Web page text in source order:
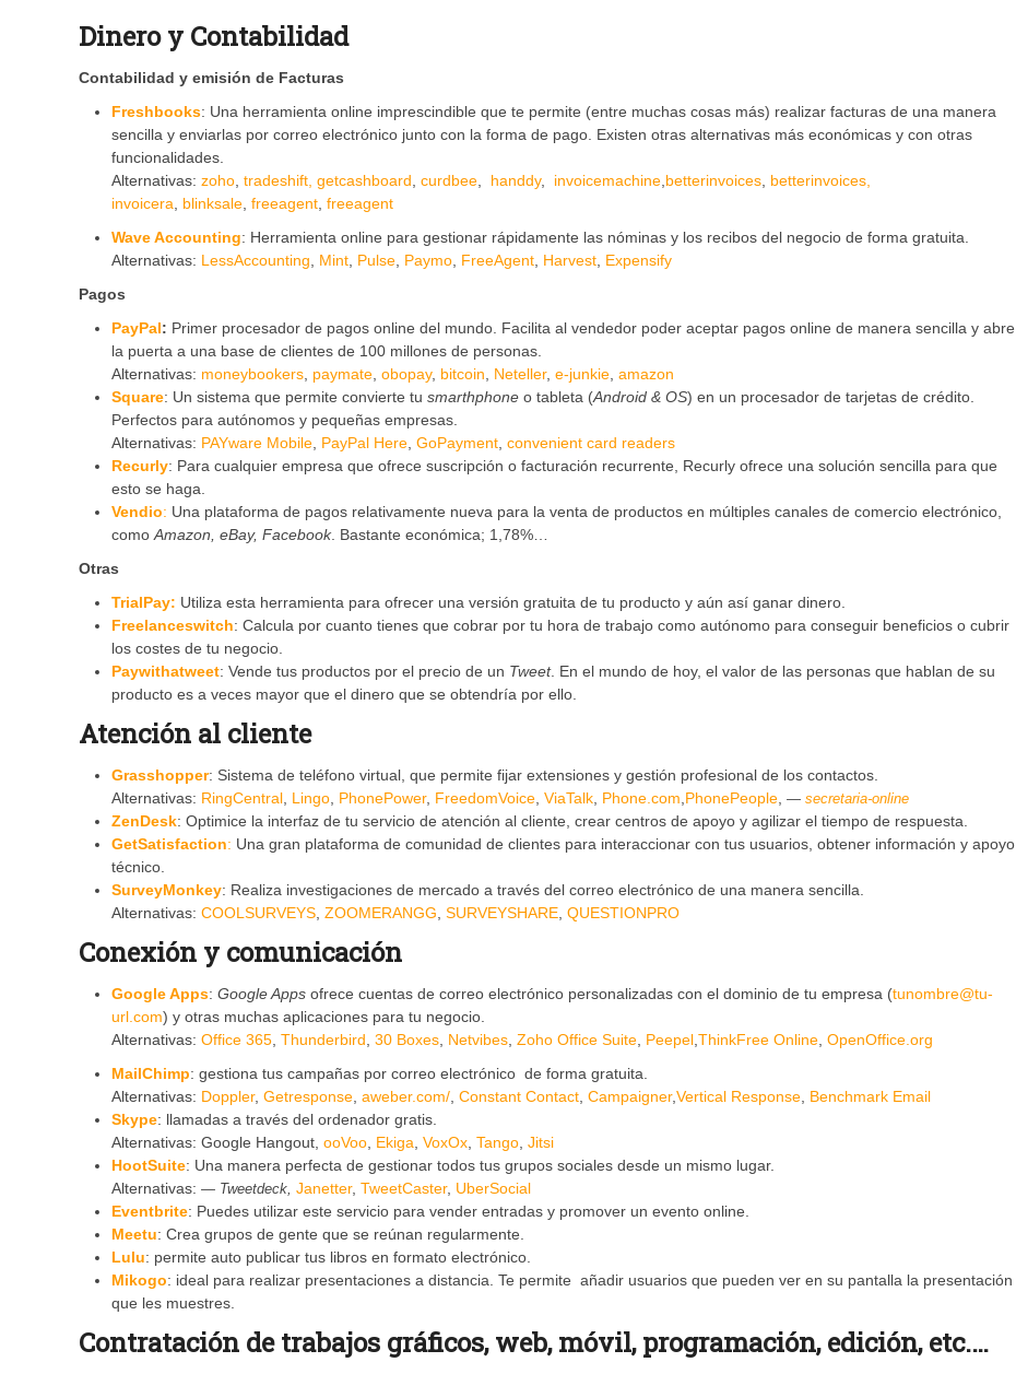
Dinero y Contabilidad
Contabilidad y emisión de Facturas
Freshbooks: Una herramienta online imprescindible que te permite (entre muchas cosas más) realizar facturas de una manera
sencilla y enviarlas por correo electrónico junto con la forma de pago. Existen otras alternativas más económicas y con otras
funcionalidades.
Alternativas: zoho, tradeshift, getcashboard, curdbee, handdy, invoicemachine,betterinvoices, betterinvoices,
invoicera, blinksale, freeagent, freeagent
Wave Accounting: Herramienta online para gestionar rápidamente las nóminas y los recibos del negocio de forma gratuita.
Alternativas: LessAccounting, Mint, Pulse, Paymo, FreeAgent, Harvest, Expensify
Pagos
PayPal: Primer procesador de pagos online del mundo. Facilita al vendedor poder aceptar pagos online de manera sencilla y abre
la puerta a una base de clientes de 100 millones de personas.
Alternativas: moneybookers, paymate, obopay, bitcoin, Neteller, e-junkie, amazon
Square: Un sistema que permite convierte tu smarthphone o tableta (Android & OS) en un procesador de tarjetas de crédito.
Perfectos para autónomos y pequeñas empresas.
Alternativas: PAYware Mobile, PayPal Here, GoPayment, convenient card readers
Recurly: Para cualquier empresa que ofrece suscripción o facturación recurrente, Recurly ofrece una solución sencilla para que
esto se haga.
Vendio: Una plataforma de pagos relativamente nueva para la venta de productos en múltiples canales de comercio electrónico,
comoAmazon, eBay, Facebook. Bastante económica; 1,78%…
Otras
TrialPay: Utiliza esta herramienta para ofrecer una versión gratuita de tu producto y aún así ganar dinero.
Freelanceswitch: Calcula por cuanto tienes que cobrar por tu hora de trabajo como autónomo para conseguir beneficios o cubrir
los costes de tu negocio.
Paywithatweet: Vende tus productos por el precio de un Tweet. En el mundo de hoy, el valor de las personas que hablan de su
producto es a veces mayor que el dinero que se obtendría por ello.
Atención al cliente
Grasshopper: Sistema de teléfono virtual, que permite fijar extensiones y gestión profesional de los contactos.
Alternativas: RingCentral, Lingo, PhonePower, FreedomVoice, ViaTalk, Phone.com,PhonePeople, secretaria-online
ZenDesk: Optimice la interfaz de tu servicio de atención al cliente, crear centros de apoyo y agilizar el tiempo de respuesta.
GetSatisfaction: Una gran plataforma de comunidad de clientes para interaccionar con tus usuarios, obtener información y apoyo
técnico.
SurveyMonkey: Realiza investigaciones de mercado a través del correo electrónico de una manera sencilla.
Alternativas: COOLSURVEYS, ZOOMERANGG, SURVEYSHARE, QUESTIONPRO
Conexión y comunicación
Google Apps: Google Apps ofrece cuentas de correo electrónico personalizadas con el dominio de tu empresa (tunombre@tu-
url.com) y otras muchas aplicaciones para tu negocio.
Alternativas: Office 365, Thunderbird, 30 Boxes, Netvibes, Zoho Office Suite, Peepel,ThinkFree Online, OpenOffice.org
MailChimp: gestiona tus campañas por correo electrónico de forma gratuita.
Alternativas: Doppler, Getresponse, aweber.com/, Constant Contact, Campaigner,Vertical Response, Benchmark Email
Skype: llamadas a través del ordenador gratis.
Alternativas: Google Hangout, ooVoo, Ekiga, VoxOx, Tango, Jitsi
HootSuite: Una manera perfecta de gestionar todos tus grupos sociales desde un mismo lugar.
Alternativas:
Tweetdeck, Janetter, TweetCaster, UberSocial
Eventbrite: Puedes utilizar este servicio para vender entradas y promover un evento online.
Meetu: Crea grupos de gente que se reúnan regularmente.
Lulu: permite auto publicar tus libros en formato electrónico.
Mikogo: ideal para realizar presentaciones a distancia. Te permite añadir usuarios que pueden ver en su pantalla la presentación
que les muestres.
Contratación de trabajos gráficos, web, móvil, programación, edición,etc.…